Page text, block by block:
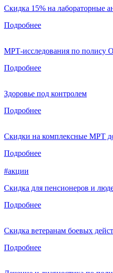
Скидка 15% на лабораторные
Подробнее
МРТ-исследования по полису
Подробнее
Здоровье под контролем
Подробнее
Скидки на комплексные МРТ
Подробнее
#акции
Скидка для пенсионеров и
Подробнее
Скидка ветеранам боевых
Подробнее